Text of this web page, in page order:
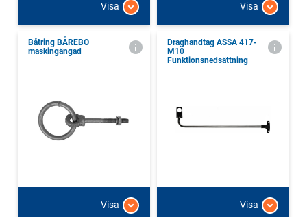
Visa Visa
Båtring BÅREBO
maskingängad
Visa
Draghandtag ASSA 417-
M10
Funktionsnedsättning
Visa